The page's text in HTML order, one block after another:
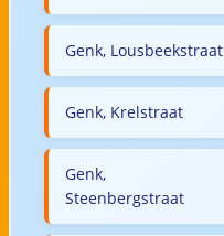
Genk, Lousbeekstraat
Genk, Krelstraat
Genk,
Steenbergstraat